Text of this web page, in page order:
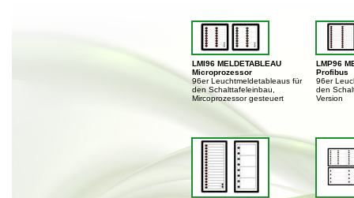
LMI96 MELDETABLEAU
Microprozessor
96er Leuchtmeldetableaus für
den Schalttafeleinbau,
Mircoprozessor gesteuert
LMP96
Profibus
96er
den
Version